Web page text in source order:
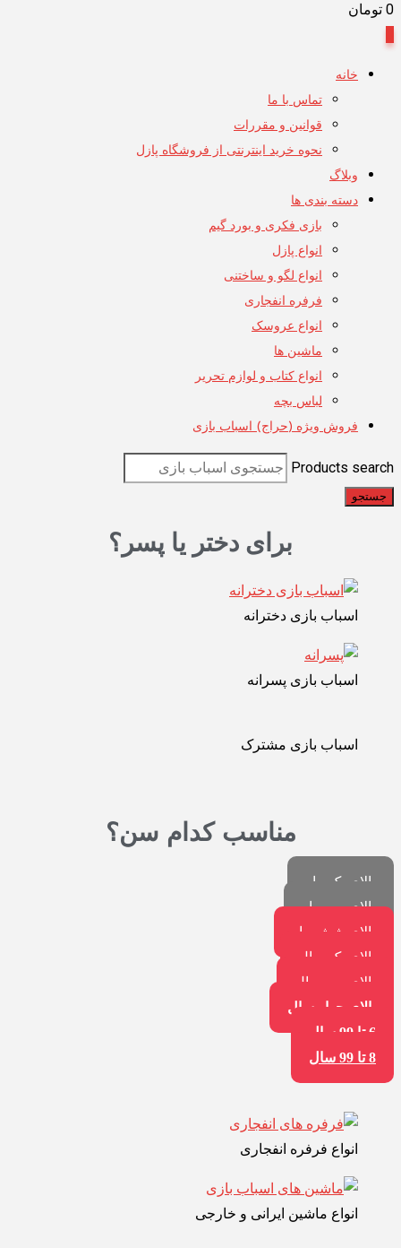
0 تومان
خانه
تماس با ما
قوانین و مقررات
نحوه خرید اینترنتی از فروشگاه پازل
وبلاگ
دسته بندی ها
بازی فکری و بورد گیم
انواع پازل
انواع لگو و ساختنی
فرفره انفجاری
انواع عروسک
ماشین ها
انواع کتاب و لوازم تحریر
لباس بچه
فروش ویژه (حراج) اسباب بازی
Products search
جستجو
برای دختر یا پسر؟
اسباب بازی دخترانه
اسباب بازی پسرانه
اسباب بازی مشترک
مناسب کدام سن؟
بالای یک ماه
بالای سه ماه
بالای شش ماه
بالای یک سال
بالای سه سال
بالای چهار سال
6 تا 99 سال
8 تا 99 سال
انواع فرفره انفجاری
انواع ماشین ایرانی و خارجی